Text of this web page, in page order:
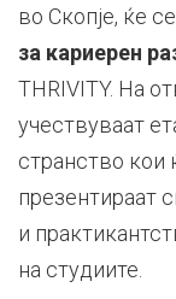
во Скопје, ќе
за кариерен
THRIVITY. На
учествуваат
странство кои
презентираат
и
на студиите.